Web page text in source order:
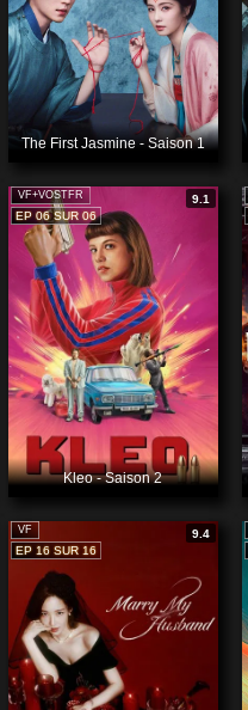
The First Jasmine - Saison 1
VF+VOSTFR
9.1
EP 06 SUR 06
Kleo - Saison 2
VF
9.4
EP 16 SUR 16